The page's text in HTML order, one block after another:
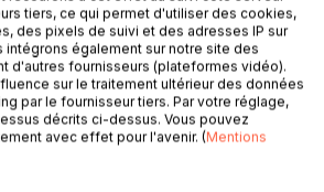
au début du XIXème siècle entre la
1815 et les émeutes de juin 1832.
de la vie dans le Paris pauvre et
son succès populaire.
de ce siècle, voire misérables eux-
de ce livre illustrent la France et
La vie de Jean Valjean, ex bagnard
tiers, ce qui permet d'utiliser des cookies,
des pixels de suivi et des adresses IP sur
intégrons également sur notre site des
d'autres fournisseurs (plateformes vidéo).
sur le traitement ultérieur des données
par le fournisseur tiers. Par votre réglage,
décrits ci-dessus. Vous pouvez
avec effet pour l'avenir. (Mentions